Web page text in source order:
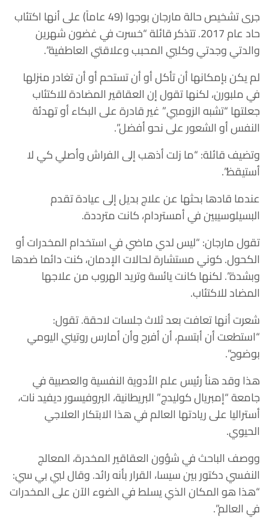
جرى تشخيص حالة مارجان بوجوا (49 عاماً) على أنها اكتئاب
حاد عام 2017. تتذكر قائلة “خسرت في غضون شهرين
والدتي وجدتي وكلبي المحبب وعلاقتي العاطفية”.
لم يكن بإمكانها أن تأكل أو أن تستحم أو أن تغادر منزلها
في ملبورن، لكنها تقول إن العقاقير المضادة للاكتئاب
جعلتها “تشبه الزومبي” غير قادرة على البكاء أو تهدئة
النفس أو الشعور على نحو أفضل”.
وتضيف قائلة: “ما زلت أذهب إلى الفراش وأصلي كي لا
أستيقظ”.
عندما قادها بحثها عن علاج بديل إلى عيادة تقدم
البسيلوسيبين في أمستردام، كانت مترددة.
تقول مارجان: “ليس لدي ماضي في استخدام المخدرات أو
الكحول. كوني مستشارة لحالات الإدمان، كنت دائما ضدها
وبشدة”. لكنها كانت يائسة وتريد الهروب من علاجها
المضاد للاكتئاب.
شعرت أنها تعافت بعد ثلاث جلسات لاحقة. تقول:
“استطعت أن أبتسم، أن أفرح وأن أمارس روتيني اليومي
بوضوح”.
هذا وقد هنأ رئيس علم الأدوية النفسية والعصبية في
جامعة “إمبريال كوليدج” البريطانية، البروفيسور ديفيد نات،
أستراليا على ريادتها العالم في هذا الابتكار العلاجي
الحيوي.
ووصف الباحث في شؤون العقاقير المخدرة، المعالج
النفسي دكتور بين سيسا، القرار بأنه رائد. وقال لبي بي سي:
“هذا هو المكان الذي يسلط في الضوء الآن على المخدرات
في العالم”.